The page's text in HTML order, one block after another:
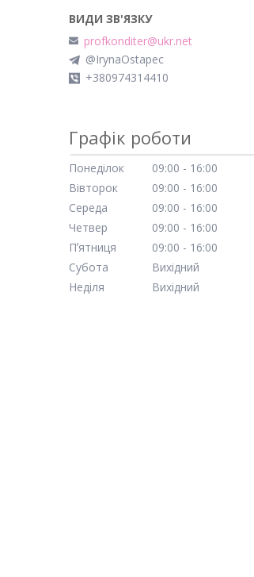
profkonditer@ukr.net
@IrynaOstapec
+380974314410
Графік роботи
Понеділок 09:00
16:00
Вівторок
09:00
16:00
Середа
09:00
16:00
Четвер
09:00
16:00
Пʼятниця
09:00
16:00
Субота
Вихідний
Неділя
Вихідний